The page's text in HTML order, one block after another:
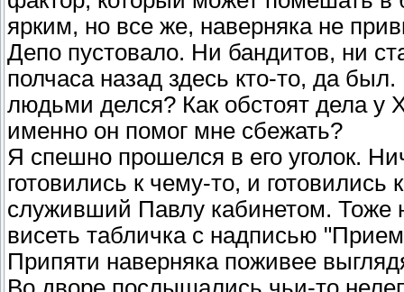
ярким, но все же, наверняка не
Депо пустовало. Ни бандитов, ни
полчаса назад здесь кто-то, да
людьми делся? Как обстоят дела у
именно он помог мне сбежать?
Я спешно прошелся в его уголок.
готовились к чему-то, и
служивший Павлу кабинетом. Тоже
висеть табличка с надписью
Припяти наверняка поживее